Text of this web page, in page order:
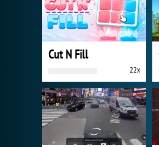
Cut N Fill
22x